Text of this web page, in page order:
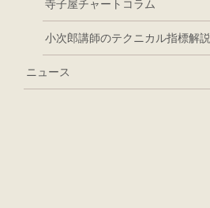
寺子屋チャートコラム
小次郎講師のテクニカル指標解説
ニュース